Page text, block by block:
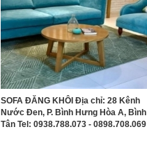
SOFA ĐĂNG KHÔI Địa chỉ: 28 Kênh
Nước Đen, P. Bình Hưng Hòa A, Bình
Tân Tel: 0938.788.073 - 0898.708.069